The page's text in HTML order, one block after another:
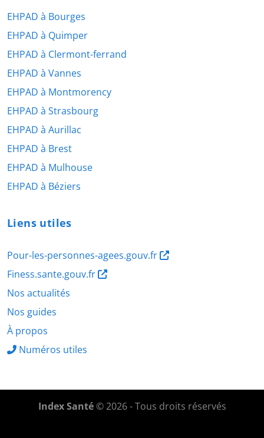
EHPAD à Bourges
EHPAD à Quimper
EHPAD à Clermont-ferrand
EHPAD à Vannes
EHPAD à Montmorency
EHPAD à Strasbourg
EHPAD à Aurillac
EHPAD à Brest
EHPAD à Mulhouse
EHPAD à Béziers
Liens utiles
Pour-les-personnes-agees.gouv.fr
Finess.sante.gouv.fr
Nos actualités
Nos guides
À propos
Numéros utiles
Index Santé© 2026 - Tous droits réservés